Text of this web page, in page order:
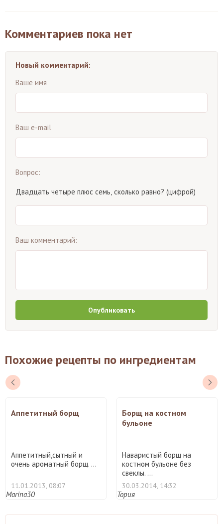
Комментариев пока нет
Новый комментарий:
Ваше имя
Ваш e-mail
Вопрос:
Двадцать четыре плюс семь, сколько равно? (цифрой)
Ваш комментарий:
Опубликовать
Похожие рецепты по ингредиентам
Аппетитный борщ
Аппетитный,сытный и
очень ароматный борщ. ...
11.01.2013, 08:07
Marina30
Борщ на костном
бульоне
Наваристый борщ на
костном бульоне без
свеклы. ...
30.03.2014, 14:32
Тория